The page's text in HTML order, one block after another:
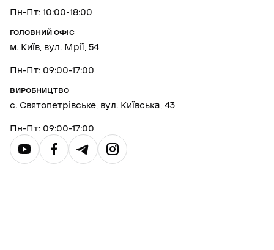
Пн-Пт: 10:00-18:00
ГОЛОВНИЙ ОФІС
м. Київ, вул. Мрії, 54
Пн-Пт: 09:00-17:00
ВИРОБНИЦТВО
с. Святопетрівське, вул. Київська, 43
Пн-Пт: 09:00-17:00